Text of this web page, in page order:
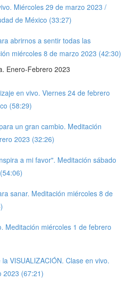
Miércoles 29 de marzo 2023 /
de México (33:27)
abrirnos a sentir todas las
miércoles 8 de marzo 2023 (42:30)
Enero-Febrero 2023
en vivo. Viernes 24 de febrero
(58:29)
un gran cambio. Meditación
2023 (32:26)
a mi favor". Meditación sábado
sanar. Meditación miércoles 8 de
Meditación miércoles 1 de febrero
VISUALIZACIÓN. Clase en vivo.
2023 (67:21)